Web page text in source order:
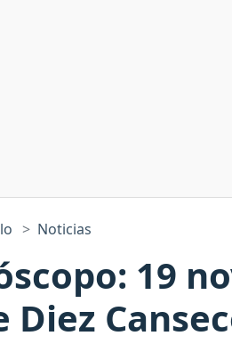
Noticias
19
Diez